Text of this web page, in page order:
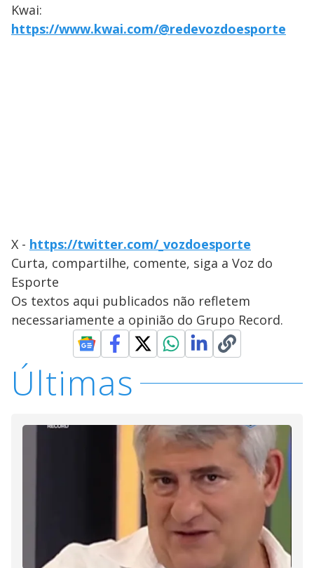
Kwai:
https://www.kwai.com/@redevozdoesporte
X - https://twitter.com/_vozdoesporte
Curta, compartilhe, comente, siga a Voz do
Esporte
Os textos aqui publicados não refletem
necessariamente a opinião do Grupo Record.
Últimas